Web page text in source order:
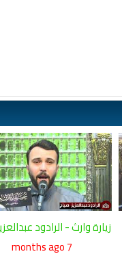
زيارة وارث - الرادود
7 months ago